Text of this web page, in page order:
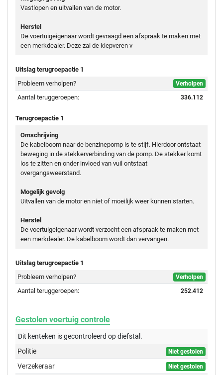
Vastlopen en uitvallen van de motor.
Herstel
De voertuigeigenaar wordt gevraagd een afspraak te maken met
een merkdealer. Deze zal de klepveren v
Uitslag terugroepactie 1
Probleem verholpen?
Verholpen
Aantal teruggeroepen: 336.112
Terugroepactie 1
Omschrijving
De kabelboom naar de benzinepomp is te stijf. Hierdoor ontstaat
beweging in de stekkerverbinding van de pomp. De stekker komt
los te zitten en onder invloed van vuil ontstaat
overgangsweerstand.
Mogelijk gevolg
Uitvallen van de motor en niet of moeilijk weer kunnen starten.
Herstel
De voertuigeigenaar wordt verzocht een afspraak te maken met
een merkdealer. De kabelboom wordt dan vervangen.
Uitslag terugroepactie 1
Probleem verholpen?
Verholpen
Aantal teruggeroepen: 252.412
Gestolen voertuig controle
Dit kenteken is gecontroleerd opdiefstal.
Politie
Niet gestolen
Verzekeraar Niet gestolen